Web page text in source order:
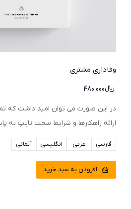
آلمانی انگلیسی عربی فارسی
وفاداری مشتری
﷼480.000
در این صورت می توان امید داشت که
ارائه راهکارها و شرایط سخت تایپ به
افزودن به سبد خرید